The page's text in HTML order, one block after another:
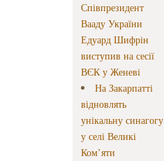
Співпрезидент
Вааду України
Едуард Шифрін
виступив на сесії
ВЄК у Женеві
На Закарпатті
відновлять
унікальну синагогу
у селі Великі
Ком’яти